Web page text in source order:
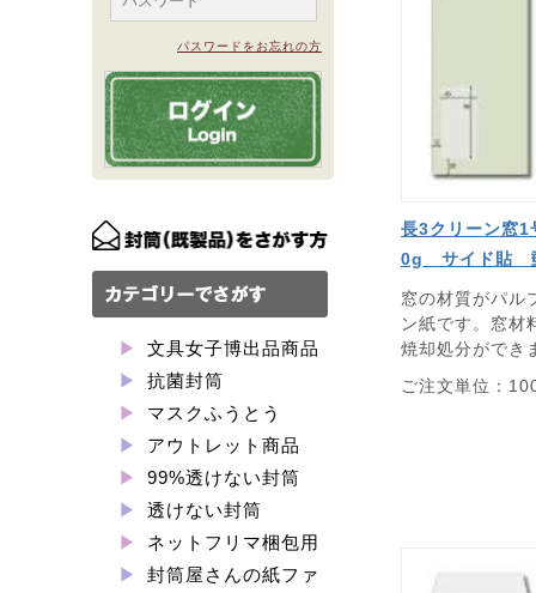
パスワードをお忘れの方
文具女子博出品商品
抗菌封筒
マスクふうとう
アウトレット商品
99%透けない封筒
透けない封筒
ネットフリマ梱包用
封筒屋さんの紙ファ
長3クリーン
0g サイド貼
窓の材質がパル
ン紙です。窓材
焼却処分ができ
ご注文単位：